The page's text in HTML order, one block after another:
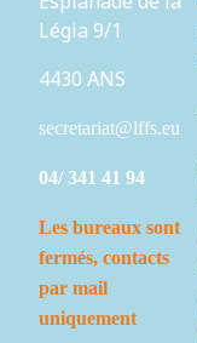
Légia 9/1
4430 ANS
secretariat@lffs.eu
04/ 341 41 94
Les bureaux sont
fermés, contacts
par mail
uniquement